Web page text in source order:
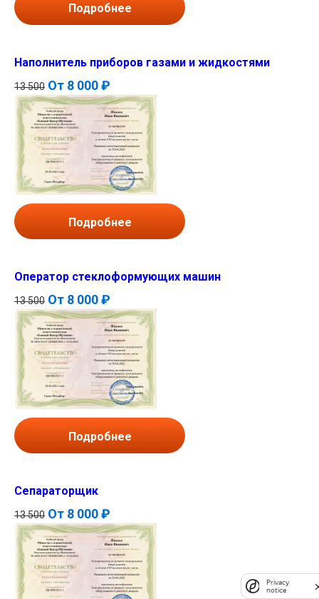
Подробнее
Наполнитель приборов газами и жидкостями
13 500 От 8 000 ₽
Подробнее
Оператор стеклоформующих машин
13 500 От 8 000 ₽
Подробнее
Сепараторщик
13 500 От 8 000 ₽
Privacy
notice